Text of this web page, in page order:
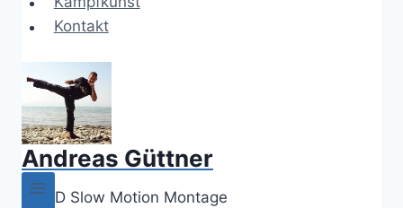
Kontakt
Andreas Güttner
HD Slow Motion Montage